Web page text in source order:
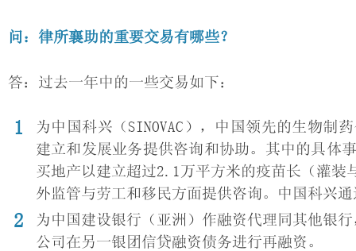
问：律所襄助的重要交易有哪些？
答：过去一年中的一些交易如下：
为中国科兴（SINOVAC），中国领先的生物
建立和发展业务提供咨询和协助。其中的具体
买地产以建立超过2.1万平方米的疫苗长（灌装
外监管与劳工和移民方面提供咨询。中国科兴
为中国建设银行（亚洲）作融资代理同其他银
公司在另一银团信贷融资债务进行再融资。